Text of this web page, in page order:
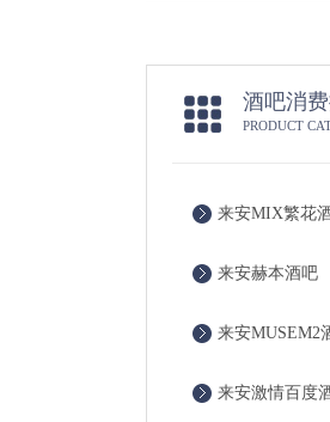
酒吧消
PRODUCT
来安MIX繁花
来安赫本酒吧
来安MUSEM2
来安激情百度